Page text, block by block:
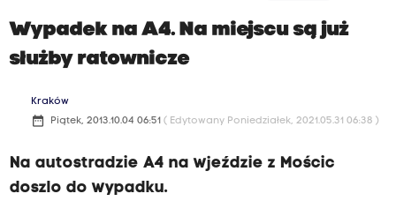
Wypadek na A4. Na miejscu są już
służby ratownicze
Kraków
date_range Piątek, 2013.10.04 06:51 ( Edytowany Poniedziałek, 2021.05.31 06:38 )
Na autostradzie A4 na wjeździe z Mościc
doszlo do wypadku.